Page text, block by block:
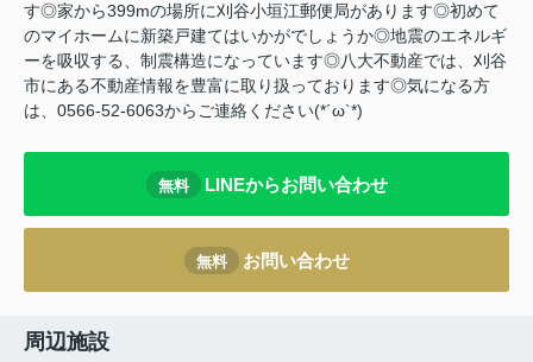
す◎家から399mの場所に刈谷小垣江郵便局があります◎初めて
のマイホームに新築戸建てはいかがでしょうか◎地震のエネルギ
ーを吸収する、制震構造になっています◎八大不動産では、刈谷
市にある不動産情報を豊富に取り扱っております◎気になる方
は、0566-52-6063からご連絡ください(*´ω`*)
無料 LINEからお問い合わせ
無料 お問い合わせ
周辺施設